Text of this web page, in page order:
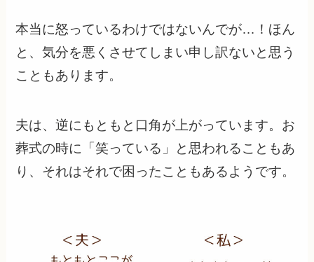
本当に怒っているわけではないんでが…！ほん
と、気分を悪くさせてしまい申し訳ないと思う
こともあります。
夫は、逆にもともと口角が上がっています。お
葬式の時に「笑っている」と思われることもあ
り、それはそれで困ったこともあるようです。